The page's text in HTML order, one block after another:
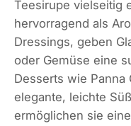
Teesirupe vielseitig
hervorragend als
Dressings, geben
oder Gemüse eine
Desserts wie Panna
elegante, leichte
ermöglichen sie